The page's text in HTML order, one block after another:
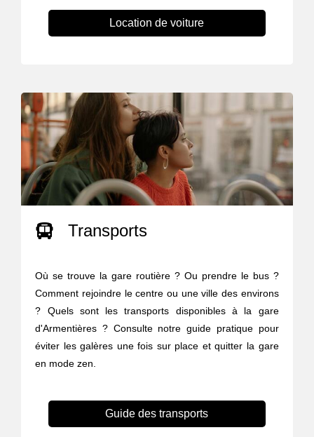
Location de voiture
Transports
Où se trouve la gare routière ? Ou prendre le bus ?
Comment rejoindre le centre ou une ville des environs
? Quels sont les transports disponibles à la gare
d'Armentières ? Consulte notre guide pratique pour
éviter les galères une fois sur place et quitter la gare
en mode zen.
Guide des transports